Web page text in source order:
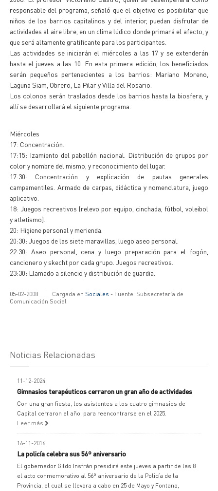
responsable del programa, señaló que el objetivo es posibilitar que
niños de los barrios capitalinos y del interior, puedan disfrutar de
actividades al aire libre, en un clima lúdico donde primará el afecto, y
que será altamente gratificante para los participantes.
Las actividades se iniciarán el miércoles a las 17 y se extenderán
hasta el jueves a las 10. En esta primera edición, los beneficiados
serán pequeños pertenecientes a los barrios: Mariano Moreno,
Laguna Siam, Obrero, La Pilar y Villa del Rosario.
Los colonos serán traslados desde los barrios hasta la biosfera, y
allí se desarrollará el siguiente programa.
Miércoles
17: Concentración.
17:15: Izamiento del pabellón nacional. Distribución de grupos por
color y nombre del mismo, y reconocimiento del lugar.
17:30: Concentración y explicación de pautas generales
campamentiles. Armado de carpas, didáctica y nomenclatura, juego
aplicativo.
18: Juegos recreativos (relevo por equipo, cinchada, fútbol, voleibol
y atletismo).
20: Higiene personal y merienda.
20:30: Juegos de las siete maravillas, luego aseo personal.
22:30: Aseo personal, cena y luego preparación para el fogón,
cancionero y skecht por cada grupo. Juegos recreativos.
23:30: Llamado a silencio y distribución de guardia.
05-02-2008 | Cargada en Sociales - Fuente: Subsecretaría de
Comunicación Social
Noticias Relacionadas
11-12-2024
Gimnasios terapéuticos cerraron un gran año de actividades
Con una gran fiesta, los asistentes a los cuatro gimnasios de
Capital cerraron el año, para reencontrarse en el 2025.
Leer más
16-11-2016
La policía celebra sus 56º aniversario
El gobernador Gildo Insfrán presidirá este jueves a partir de las 8
el acto conmemorativo al 56º aniversario de la Policía de la
Provincia, el cual se llevara a cabo en 25 de Mayo y Fontana,